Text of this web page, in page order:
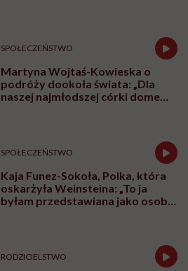
SPOŁECZEŃSTWO
Martyna Wojtaś-Kowieska o
podróży dookoła świata: „Dla
naszej najmłodszej córki domem
SPOŁECZEŃSTWO
Kaja Funez-Sokoła, Polka, która
oskarżyła Weinsteina: „To ja
byłam przedstawiana jako osoba,
RODZICIELSTWO